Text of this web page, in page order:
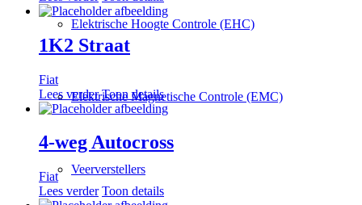
Elektrische Hoogte Controle (EHC)
Elektrische Magnetische Controle (EMC)
Veerverstellers
1K2 Straat
Fiat
Lees verder Toon details
4-weg Autocross
Fiat
Lees verder Toon details